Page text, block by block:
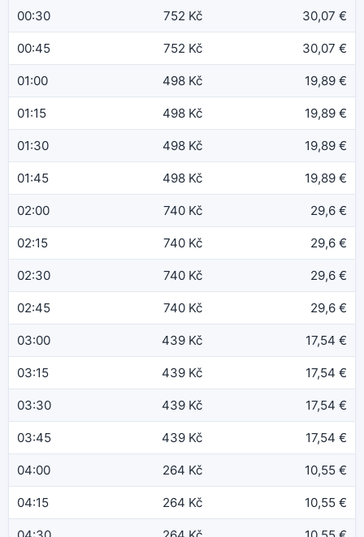
00:30 752 Kč 30,07 €
00:45 752 Kč 30,07 €
01:00 498 Kč 19,89 €
01:15 498 Kč 19,89 €
01:30 498 Kč 19,89 €
01:45 498 Kč 19,89 €
02:00 740 Kč 29,6 €
02:15 740 Kč 29,6 €
02:30 740 Kč 29,6 €
02:45 740 Kč 29,6 €
03:00 439 Kč 17,54 €
03:15 439 Kč 17,54 €
03:30 439 Kč 17,54 €
03:45 439 Kč 17,54 €
04:00 264 Kč 10,55 €
04:15 264 Kč 10,55 €